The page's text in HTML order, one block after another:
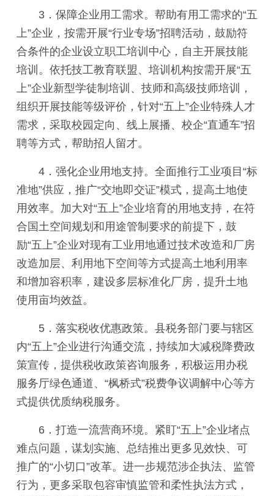
3．保障企业用工需求。帮助有用工需求的“五
上”企业，按需开展“行业专场”招聘活动，鼓励符
合条件的企业设立职工培训中心，自主开展技能
培训。依托技工教育联盟、培训机构按需开展“五
上”企业新型学徒制培训、技师和高级技师培训，
组织开展技能等级评价，针对“五上”企业特殊人才
需求，采取校园定向、线上展播、校企“直通车”招
聘等方式，帮助招人留才。
4．强化企业用地支持。全面推行工业项目“标
准地”供应，推广“交地即交证”模式，提高土地使
用效率。加大对“五上”企业培育的用地支持，在符
合国土空间规划和用途管制要求的前提下，鼓
励“五上”企业对现有工业用地通过技术改造和厂房
改造加层、利用地下空间等方式提高土地利用率
和增加容积率，建设多层标准化厂房，提升土地
使用亩均效益。
5．落实税收优惠政策。县税务部门要与辖区
内“五上”企业进行沟通交流，持续加大减税降费政
策宣传，提供税收政策咨询服务，积极运用办税
服务厅绿色通道、“枫桥式”税费争议调解中心等方
式提供优质纳税服务。
6．打造一流营商环境。紧盯“五上”企业堵点
难点问题，谋划实施、总结推出更多见效快、可
推广的“小切口”改革。进一步规范涉企执法、监管
行为，更多采取包容审慎监管和柔性执法方式，